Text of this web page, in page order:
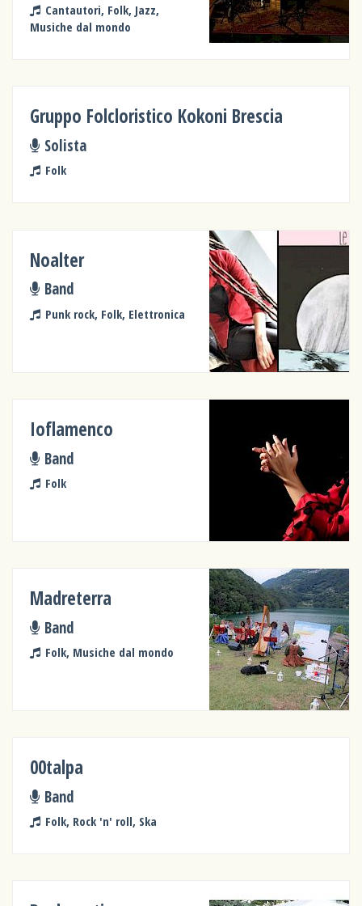
Cantautori, Folk, Jazz,
Musiche dal mondo
Gruppo Folcloristico Kokoni Brescia
Solista
Folk
Noalter
Band
Punk rock, Folk, Elettronica
Ioflamenco
Band
Folk
Madreterra
Band
Folk, Musiche dal mondo
00talpa
Band
Folk, Rock 'n' roll, Ska